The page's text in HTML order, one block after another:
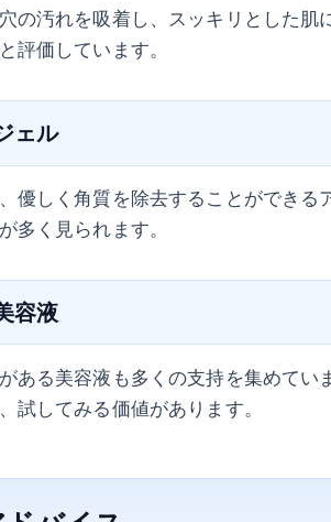
の汚れを吸着し、スッキリとした
評価しています。
ェル
優しく角質を除去することができる
多く見られます。
容液
ある美容液も多くの支持を集めてい
試してみる価値があります。